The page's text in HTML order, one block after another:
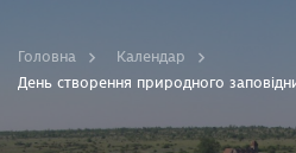
Головна
Календар
День створення природного